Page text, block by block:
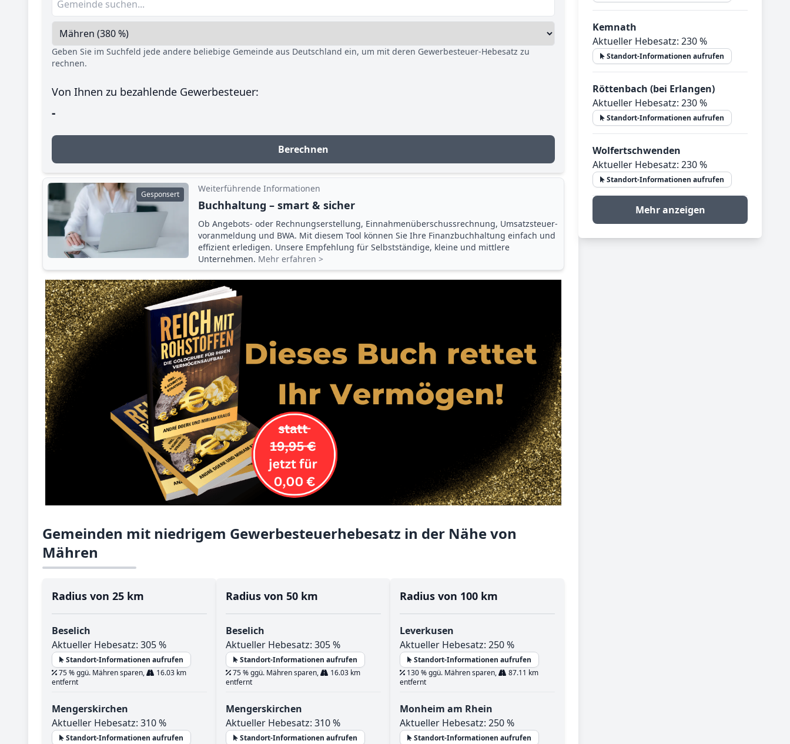
Geben Sie im Suchfeld jede andere beliebige Gemeinde aus Deutschland ein, um mit deren Gewerbesteuer-Hebesatz zu
rechnen.
Von Ihnen zu bezahlende Gewerbesteuer:
-
Berechnen
Gesponsert
Weiterführende Informationen
Buchhaltung – smart & sicher
Ob Angebots- oder Rechnungserstellung, Einnahmenüberschuss­rechnung, Umsatzsteuer­
voranmeldung und BWA. Mit diesem Tool können Sie Ihre Finanz­buchhaltung einfach und
effizient erledigen. Unsere Empfehlung für Selbstständige, kleine und mittlere
Unternehmen. Mehr erfahren >
Gemeinden mit niedrigem Gewerbesteuerhebesatz in der Nähe von
Mähren
Radius von 25 km
Beselich
Aktueller Hebesatz: 305 %
Standort-Informationen aufrufen
75 % ggü. Mähren sparen,
16.03 km
entfernt
Mengerskirchen
Aktueller Hebesatz: 310 %
Standort-Informationen aufrufen
Radius von 50 km
Beselich
Aktueller Hebesatz: 305 %
Standort-Informationen aufrufen
75 % ggü. Mähren sparen,
16.03 km
entfernt
Mengerskirchen
Aktueller Hebesatz: 310 %
Standort-Informationen aufrufen
Radius von 100 km
Leverkusen
Aktueller Hebesatz: 250 %
Standort-Informationen aufrufen
130 % ggü. Mähren sparen,
87.11 km
entfernt
Monheim am Rhein
Aktueller Hebesatz: 250 %
Standort-Informationen aufrufen
Kemnath
Aktueller Hebesatz: 230 %
Standort-Informationen aufrufen
Röttenbach (bei Erlangen)
Aktueller Hebesatz: 230 %
Standort-Informationen aufrufen
Wolfertschwenden
Aktueller Hebesatz: 230 %
Standort-Informationen aufrufen
Mehr anzeigen